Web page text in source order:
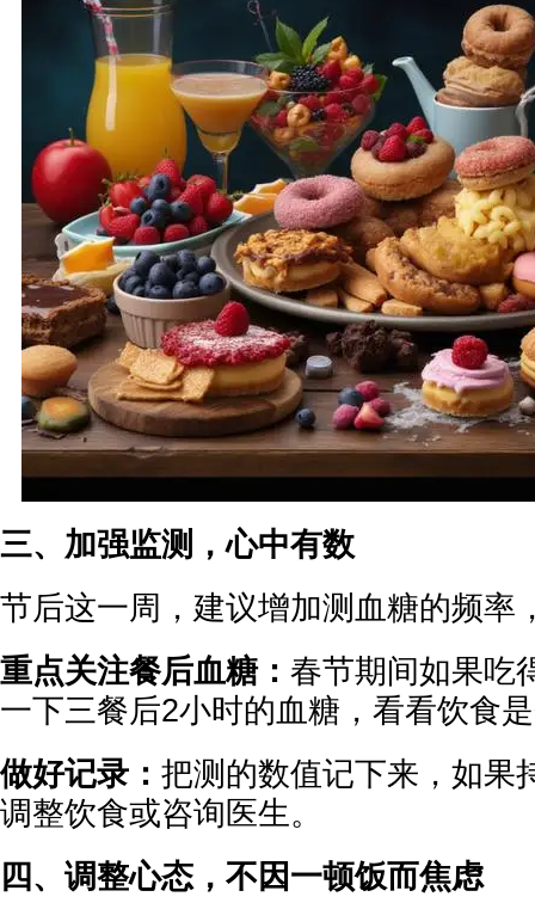
三、加强监测，心中有数
节后这一周，建议增加测血糖的频率
重点关注餐后血糖： 春节期间如果吃
一下三餐后2小时的血糖，看看饮食
做好记录： 把测的数值记下来，如果
调整饮食或咨询医生。
四、调整心态，不因一顿饭而焦虑